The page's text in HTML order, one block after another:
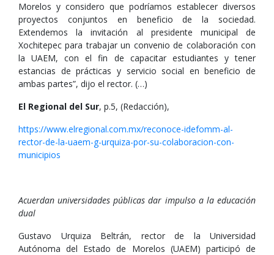
Morelos y considero que podríamos establecer diversos
proyectos conjuntos en beneficio de la sociedad.
Extendemos la invitación al presidente municipal de
Xochitepec para trabajar un convenio de colaboración con
la UAEM, con el fin de capacitar estudiantes y tener
estancias de prácticas y servicio social en beneficio de
ambas partes”, dijo el rector. (…)
El Regional del Sur, p.5, (Redacción),
https://www.elregional.com.mx/reconoce-idefomm-al-
rector-de-la-uaem-g-urquiza-por-su-colaboracion-con-
municipios
Acuerdan universidades públicas dar impulso a la educación
dual
Gustavo Urquiza Beltrán, rector de la Universidad
Autónoma del Estado de Morelos (UAEM) participó de